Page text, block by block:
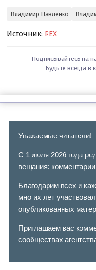
Владимир Павленко
Источник: REX
Подписывайтесь на
Будьте всегда в
Уважаемые читатели!
С 1 июля 2026 года
вещания:
Благодарим всех и
многих лет
опубликованных
Приглашаем вас
сообществах